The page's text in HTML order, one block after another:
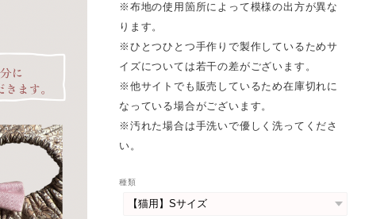
※布地の使用箇所によって模様の出方が異な
ります。
※ひとつひとつ手作りで製作しているためサ
イズについては若干の差がございます。
※他サイトでも販売しているため在庫切れに
なっている場合がございます。
※汚れた場合は手洗いで優しく洗ってくださ
い。
種類